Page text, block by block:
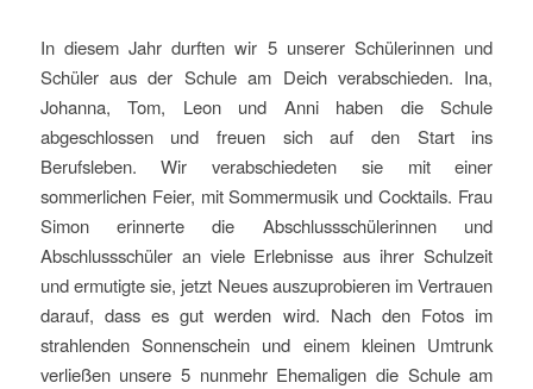
In diesem Jahr durften wir 5 unserer Schülerinnen und
Schüler aus der Schule am Deich verabschieden. Ina,
Johanna, Tom, Leon und Anni haben die Schule
abgeschlossen und freuen sich auf den Start ins
Berufsleben. Wir verabschiedeten sie mit einer
sommerlichen Feier, mit Sommermusik und Cocktails. Frau
Simon erinnerte die Abschlussschülerinnen und
Abschlussschüler an viele Erlebnisse aus ihrer Schulzeit
und ermutigte sie, jetzt Neues auszuprobieren im Vertrauen
darauf, dass es gut werden wird. Nach den Fotos im
strahlenden Sonnenschein und einem kleinen Umtrunk
verließen unsere 5 nunmehr Ehemaligen die Schule am